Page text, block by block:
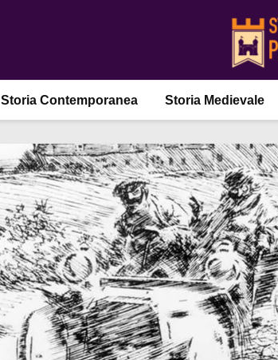
Storia Contemporanea Storia Medievale